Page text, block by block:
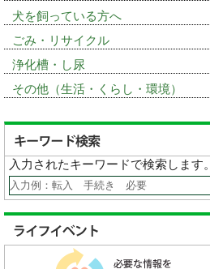
犬を飼っている方へ
ごみ・リサイクル
浄化槽・し尿
その他（生活・くらし・環境）
入力されたキーワードで検索します。